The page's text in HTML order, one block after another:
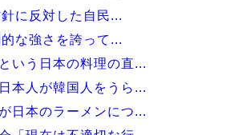
に反対した自民...
な強さを誇って...
いう日本の料理の直...
本人が韓国人をうら...
日本のラーメンにつ...